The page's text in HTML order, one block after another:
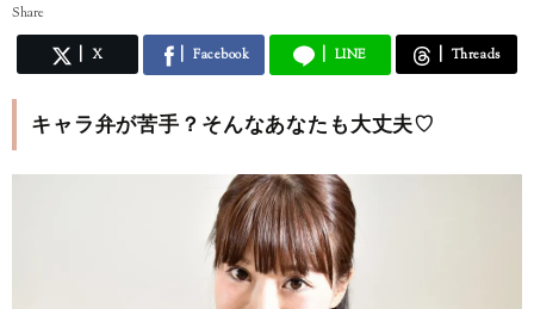
Share
X Facebook LINE Threads
キャラ弁が苦手？そんなあなたも大丈夫♡